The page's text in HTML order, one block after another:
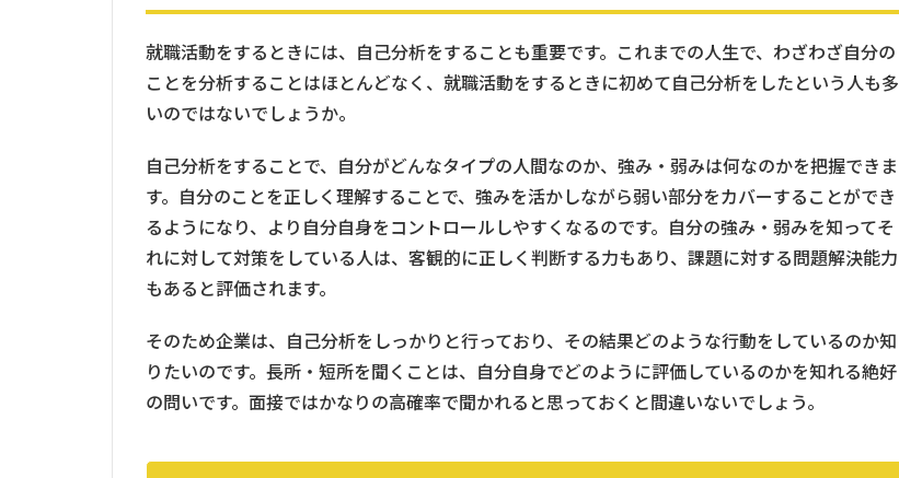
就職活動をするときには、自己分析をすることも重要です。これまでの人生で、わざわざ自分の
ことを分析することはほとんどなく、就職活動をするときに初めて自己分析をしたという人も多
いのではないでしょうか。
自己分析をすることで、自分がどんなタイプの人間なのか、強み・弱みは何なのかを把握できま
す。自分のことを正しく理解することで、強みを活かしながら弱い部分をカバーすることができ
るようになり、より自分自身をコントロールしやすくなるのです。自分の強み・弱みを知ってそ
れに対して対策をしている人は、客観的に正しく判断する力もあり、課題に対する問題解決能力
もあると評価されます。
そのため企業は、自己分析をしっかりと行っており、その結果どのような行動をしているのか知
りたいのです。長所・短所を聞くことは、自分自身でどのように評価しているのかを知れる絶好
の問いです。面接ではかなりの高確率で聞かれると思っておくと間違いないでしょう。